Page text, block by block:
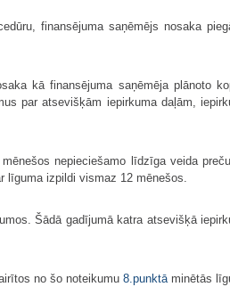
finansējuma saņēmējs nosaka
kā finansējuma saņēmēja plānoto
par atsevišķām iepirkuma daļām,
nepieciešamo līdzīga veida
līguma izpildi vismaz 12 mēnešos.
Šādā gadījumā katra atsevišķā
no šo noteikumu 8.punktāminētās